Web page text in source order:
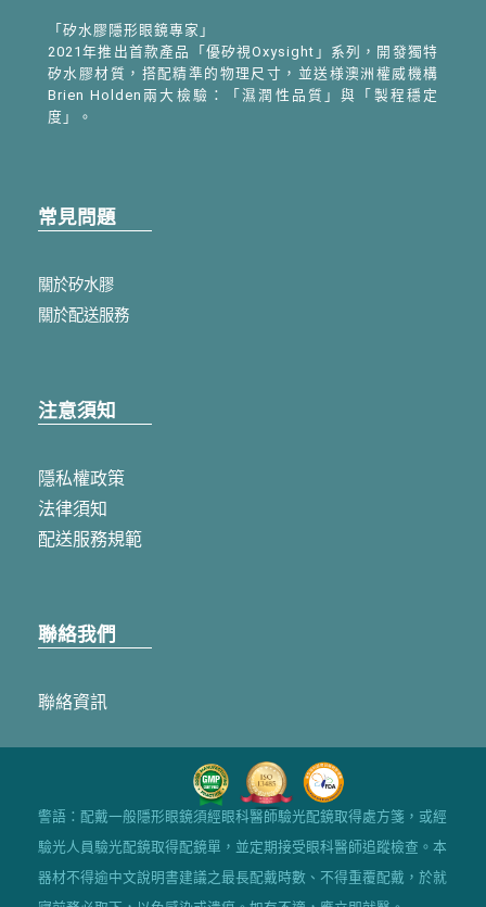
「矽水膠隱形眼鏡專家」
2021年推出首款產品「優矽視Oxysight」系列，開發獨特
矽水膠材質，搭配精準的物理尺寸，並送様澳洲權威機構
Brien Holden兩大檢驗：「濕潤性品質」與「製程穩定
度」。
常見問題
關於矽水膠
關於配送服務
注意須知
隱私權政策
法律須知
配送服務規範
聯絡我們
聯絡資訊
警語：配戴一般隱形眼鏡須經眼科醫師驗光配鏡取得處方箋，或經
驗光人員驗光配鏡取得配鏡單，並定期接受眼科醫師追蹤檢查。本
器材不得逾中文說明書建議之最長配戴時數、不得重覆配戴，於就